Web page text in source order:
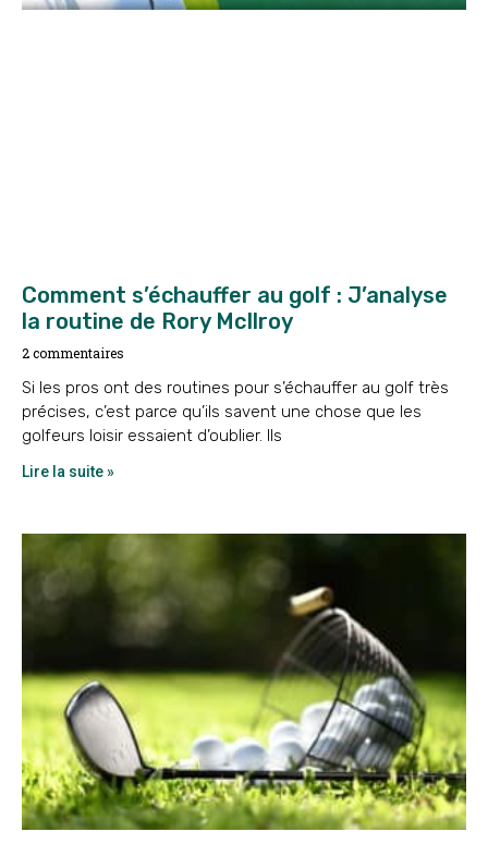
Comment s’échauffer au golf : J’analyse
la routine de Rory McIlroy
2 commentaires
Si les pros ont des routines pour s’échauffer au golf très
précises, c’est parce qu’ils savent une chose que les
golfeurs loisir essaient d’oublier. Ils
Lire la suite »